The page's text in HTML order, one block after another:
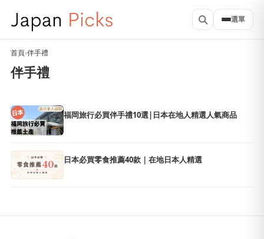
選單
首頁›伴手禮
伴手禮
福岡旅行必買伴手禮10選|日本在地人精選人氣商品
日本必買零食推薦40款｜在地日本人精選